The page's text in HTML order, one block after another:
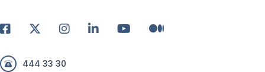
444 33 30